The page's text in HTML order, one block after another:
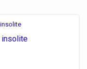
insolite